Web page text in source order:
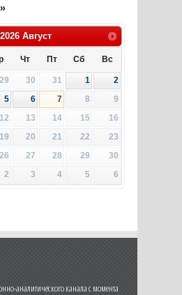
2026 Август
Чт Пт Сб Вс
29 30 31 1
2
5 6 7 8
9
12 13 14 15
16
19 20 21 22
23
26 27 28 29
30
2 3 4 5 6
аналитического канала с момента